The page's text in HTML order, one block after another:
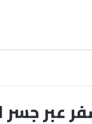
عبر جسر